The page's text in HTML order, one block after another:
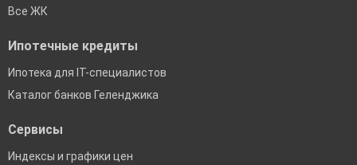
Все ЖК
Ипотечные кредиты
Ипотека для IT-специалистов
Каталог банков Геленджика
Сервисы
Индексы и графики цен